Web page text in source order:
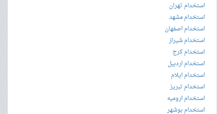
استخدام تهران
استخدام مشهد
استخدام اصفهان
استخدام شیراز
استخدام کرج
استخدام اردبیل
استخدام ایلام
استخدام تبریز
استخدام ارومیه
استخدام بوشهر